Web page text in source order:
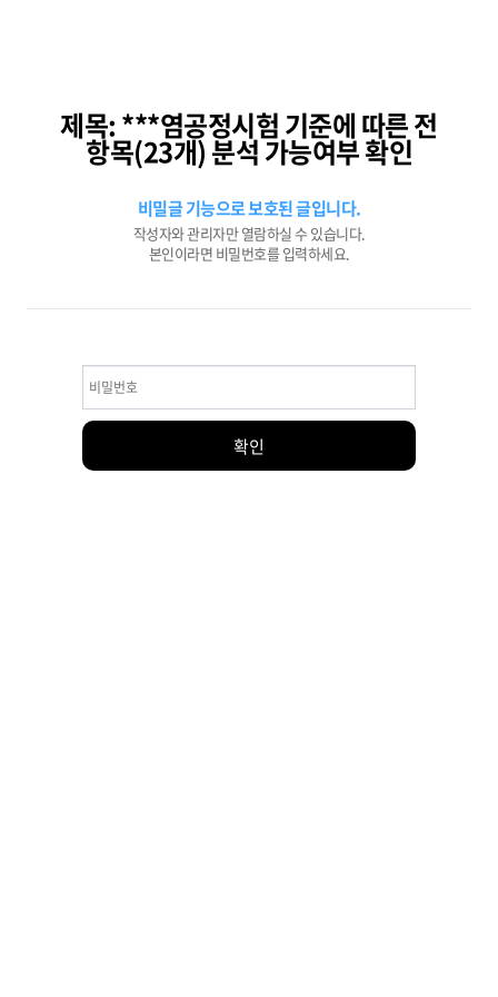
제목: ***염공정시험 기준에 따른 전
항목(23개) 분석 가능여부 확인
비밀글 기능으로 보호된 글입니다.
작성자와 관리자만 열람하실 수 있습니다.
본인이라면 비밀번호를 입력하세요.